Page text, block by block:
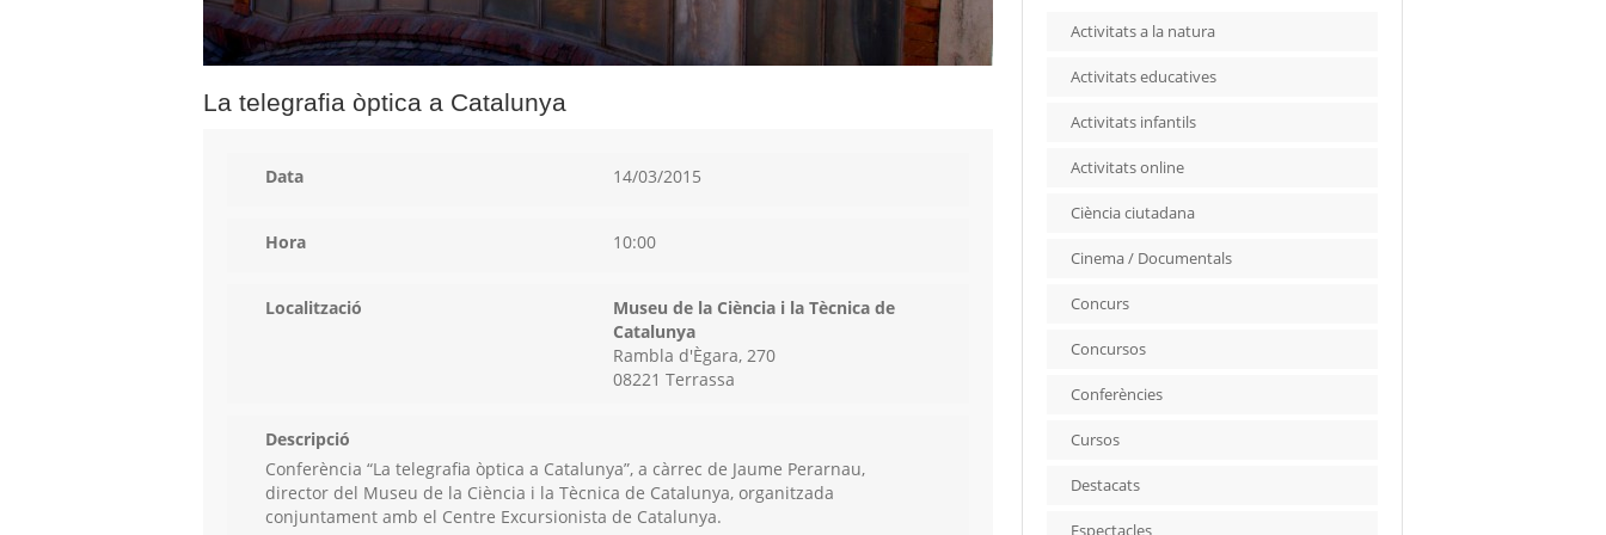
La telegrafia òptica a Catalunya
Data 14/03/2015
Hora 10:00
Localització
Museu de la Ciència i la Tècnica de
Catalunya
Rambla d'Ègara, 270
08221 Terrassa
Descripció
Conferència “La telegrafia òptica a Catalunya”, a càrrec de Jaume Perarnau,
director del Museu de la Ciència i la Tècnica de Catalunya, organitzada
conjuntament amb el Centre Excursionista de Catalunya.
Activitats a la natura
Activitats educatives
Activitats infantils
Activitats online
Ciència ciutadana
Cinema / Documentals
Concurs
Concursos
Conferències
Cursos
Destacats